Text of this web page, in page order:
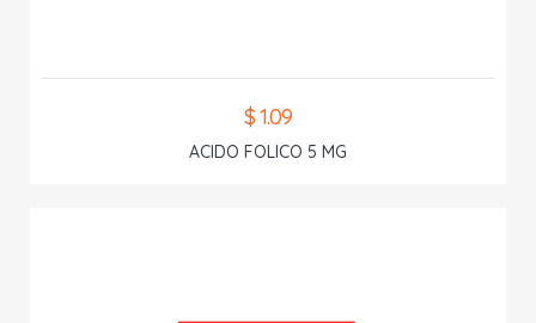
$ 1.09
ACIDO FOLICO 5 MG